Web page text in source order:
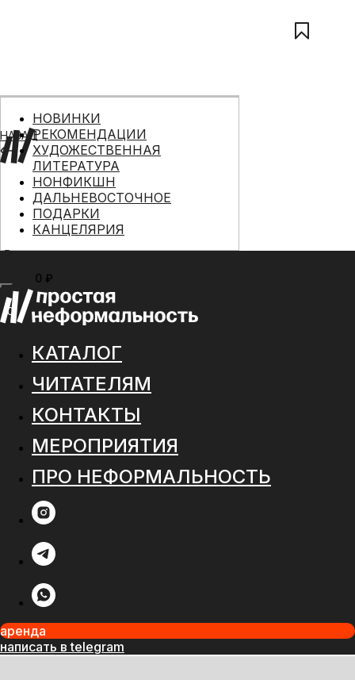
0 ₽
МЕНЮ
0
НАЗАД
НОВИНКИ
РЕКОМЕНДАЦИИ
ХУДОЖЕСТВЕННАЯ
ЛИТЕРАТУРА
НОНФИКШН
ДАЛЬНЕВОСТОЧНОЕ
ПОДАРКИ
КАНЦЕЛЯРИЯ
КАТАЛОГ
ЧИТАТЕЛЯМ
КОНТАКТЫ
МЕРОПРИЯТИЯ
ПРО НЕФОРМАЛЬНОСТЬ
аренда
написать в telegram